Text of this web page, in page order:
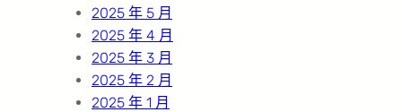
2025 年 5 月
2025 年 4 月
2025 年 3 月
2025 年 2 月
2025 年 1 月